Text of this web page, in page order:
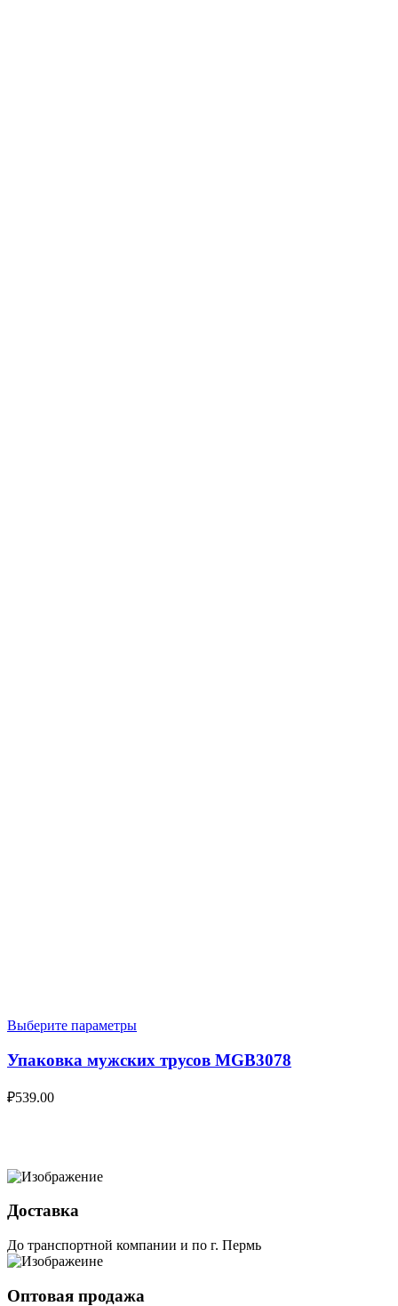
Выберите параметры
Упаковка мужских трусов MGB3078
₽539.00
Доставка
До транспортной компании и по г. Пермь
Оптовая продажа